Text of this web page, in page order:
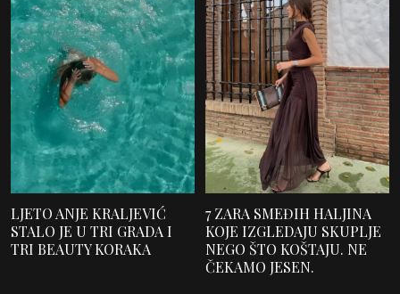
LJETO ANJE KRALJEVIĆ
STALO JE U TRI GRADA I
TRI BEAUTY KORAKA
7 ZARA SMEĐIH HALJINA
KOJE IZGLEDAJU SKUPLJE
NEGO ŠTO KOŠTAJU. NE
ČEKAMO JESEN.